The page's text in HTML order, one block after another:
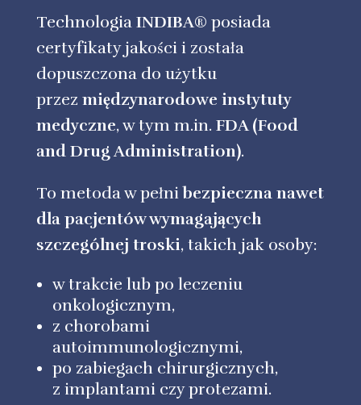
Technologia INDIBA® posiada
certyfikaty jakości i została
dopuszczona do użytku
przez międzynarodowe instytuty
medyczne, w tym m.in. FDA (Food
and Drug Administration).
To metoda w pełnibezpieczna nawet
dla pacjentów wymagających
szczególnej troski, takich jak osoby:
w trakcie lub po leczeniu
onkologicznym,
z chorobami
autoimmunologicznymi,
po zabiegach chirurgicznych,
z implantami czy protezami.